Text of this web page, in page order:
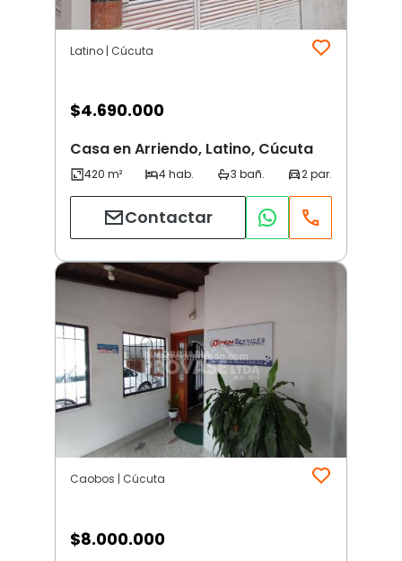
Latino | Cúcuta
$4.690.000
Casa en Arriendo, Latino, Cúcuta
Contactar
Caobos | Cúcuta
$8.000.000